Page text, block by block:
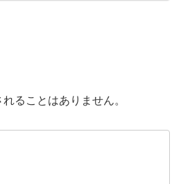
ることはありません。